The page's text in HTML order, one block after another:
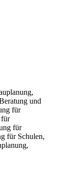
und
für
für
für
für Schulen,